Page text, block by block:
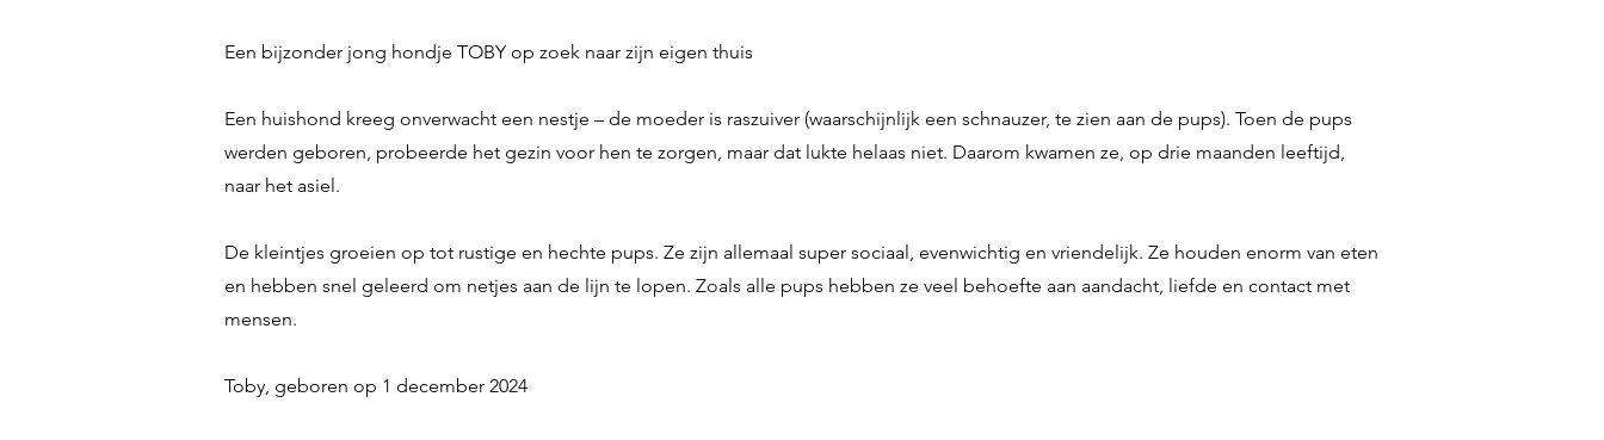
Een bijzonder jong hondje TOBY op zoek naar zijn eigen thuis
Een huishond kreeg onverwacht een nestje – de moeder is raszuiver (waarschijnlijk een schnauzer, te zien aan de pups). Toen de pups
werden geboren, probeerde het gezin voor hen te zorgen, maar dat lukte helaas niet. Daarom kwamen ze, op drie maanden leeftijd,
naar het asiel.
De kleintjes groeien op tot rustige en hechte pups. Ze zijn allemaal super sociaal, evenwichtig en vriendelijk. Ze houden enorm van eten
en hebben snel geleerd om netjes aan de lijn te lopen. Zoals alle pups hebben ze veel behoefte aan aandacht, liefde en contact met
mensen.
Toby, geboren op 1 december 2024